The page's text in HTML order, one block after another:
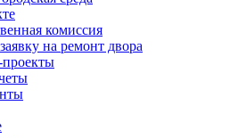
комиссия
на ремонт двора